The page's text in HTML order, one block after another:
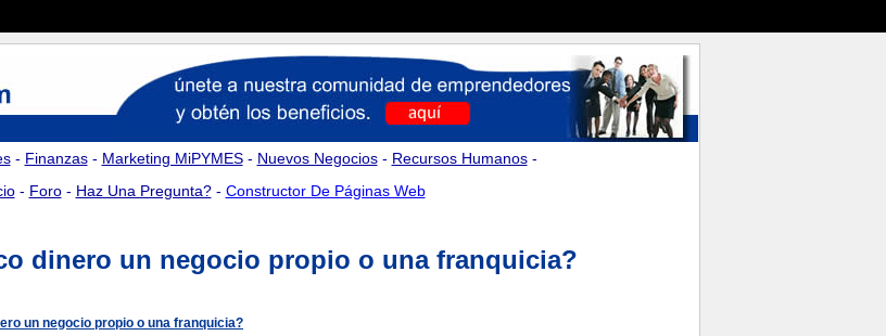
- Finanzas- Marketing MiPYMES- Nuevos Negocios- Recursos Humanos-
- Foro- Haz Una Pregunta?- Constructor De Páginas Web
dinero un negocio propio o una franquicia?
un negocio propio o una franquicia?